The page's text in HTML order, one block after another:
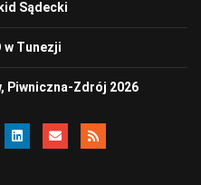
Sądecki
w Tunezji
Piwniczna-Zdrój 2026